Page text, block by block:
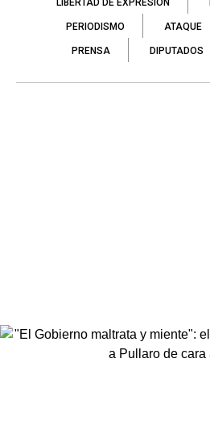
LIBERTAD DE EXPRESIÓN
PERIODISMO ATAQUE
PRENSA DIPUTADOS